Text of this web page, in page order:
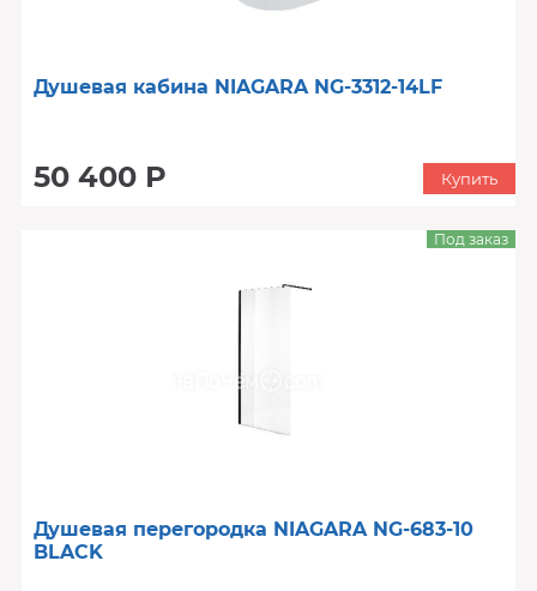
Душевая кабина NIAGARA NG-3312-14LF
50 400 Р Купить
Душевая перегородка NIAGARA NG-683-10
BLACK
Под заказ